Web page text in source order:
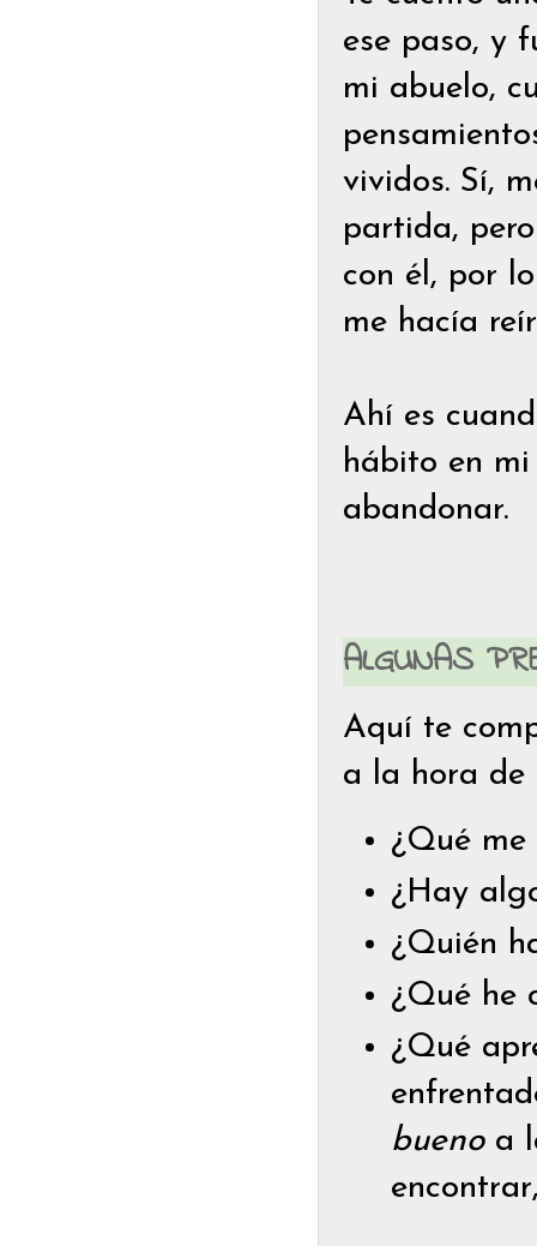
ese paso, y
mi abuelo,
vividos. Sí,
partida,
con él, por
me hacía
Ahí es
hábito en
abandonar.
ALGUNAS
Aquí te
a la hora
¿Qué
¿Hay
¿Quién
¿Qué he
¿Qué
buenoa